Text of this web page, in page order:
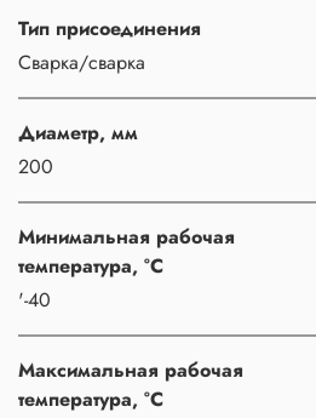
Тип присоединения
Сварка/сварка
Диаметр, мм
200
Минимальная рабочая
температура, °C
'-40
Максимальная рабочая
температура, °C